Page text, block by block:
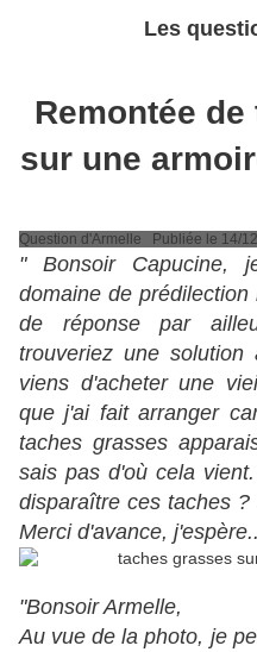
Les
Remontée
sur une
Question d'Armelle Publiée le 14/
" Bonsoir Capucine,
domaine de
de réponse par
trouveriez une
viens d'acheter une
que j'ai fait arranger
taches grasses
sais pas d'où cela
disparaître ces taches
Merci d'avance,
"Bonsoir Armelle,
Au vue de la photo, je